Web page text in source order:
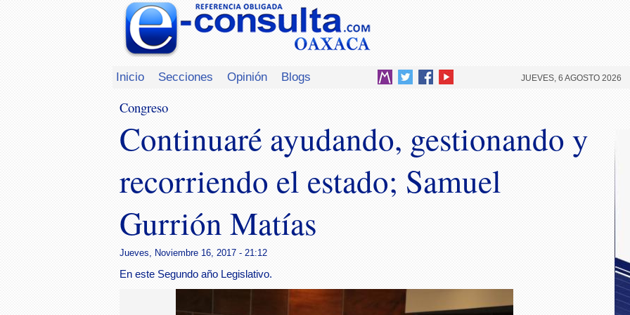
Inicio Secciones Opinión Blogs JUEVES, 6 AGOSTO 2026
Congreso
Continuaré ayudando, gestionando y
recorriendo el estado; Samuel
Gurrión Matías
Jueves, Noviembre 16, 2017 - 21:12
En este Segundo año Legislativo.